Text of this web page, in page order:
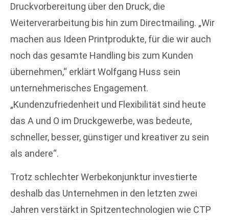
Druckvorbereitung über den Druck, die
Weiterverarbeitung bis hin zum Directmailing. „Wir
machen aus Ideen Printprodukte, für die wir auch
noch das gesamte Handling bis zum Kunden
übernehmen,“ erklärt Wolfgang Huss sein
unternehmerisches Engagement.
„Kundenzufriedenheit und Flexibilität sind heute
das A und O im Druckgewerbe, was bedeute,
schneller, besser, günstiger und kreativer zu sein
als andere“.
Trotz schlechter Werbekonjunktur investierte
deshalb das Unternehmen in den letzten zwei
Jahren verstärkt in Spitzentechnologien wie CTP